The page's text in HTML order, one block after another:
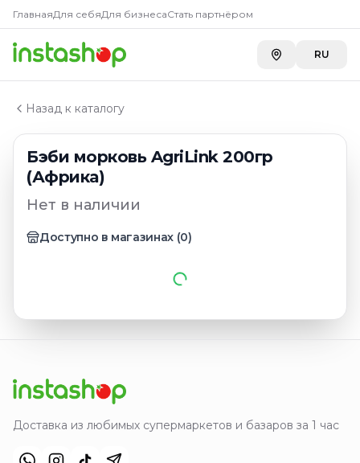
ГлавнаяДля себяДля бизнесаСтать партнёром
RU
Назад к каталогу
Бэби морковь AgriLink 200гр
(Африка)
Нет в наличии
Доступно в магазинах (0)
Главная
Каталог
Овощи
Бэби морковь AgriLink 200гр (Африка)
Доставка из любимых супермаркетов и базаров за 1 час